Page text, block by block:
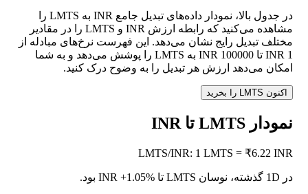
در جدول بالا، نمودار داده‌های تبدیل جامع INR به LMTS را
مشاهده می‌کنید که رابطه ارزش INR و LMTS را در مقادیر
مختلف تبدیل رایج نشان می‌دهد. این فهرست نرخ‌های مبادله از
1 INR تا 100000 INR به LMTS را پوشش می‌دهد و به شما
امکان می‌دهد ارزش هر تبدیل را به وضوح درک کنید.
اکنون LMTS را بخرید
نمودار LMTS تا INR
LMTS/INR: 1 LMTS = ₹6.22 INR
در 1D گذشته، نوسان LMTS تا INR +1.05%
بود.